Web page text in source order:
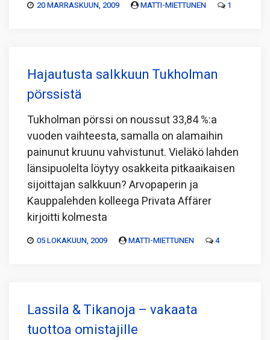
20 MARRASKUUN, 2009 MATTI-MIETTUNEN 1
Hajautusta salkkuun Tukholman
pörssistä
Tukholman pörssi on noussut 33,84 %:a
vuoden vaihteesta, samalla on alamaihin
painunut kruunu vahvistunut. Vieläkö lahden
länsipuolelta löytyy osakkeita pitkaaikaisen
sijoittajan salkkuun? Arvopaperin ja
Kauppalehden kolleega Privata Affärer
kirjoitti kolmesta
05 LOKAKUUN, 2009 MATTI-MIETTUNEN 4
Lassila & Tikanoja – vakaata
tuottoa omistajille